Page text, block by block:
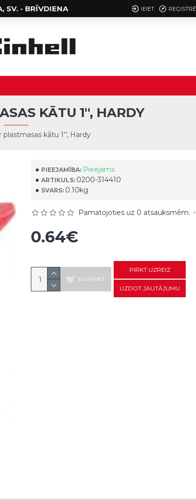
SV. - BRĪVDIENA IEIET
plastmasas kātu 1'', Hardy
KĀTU 1'', HARDY
PIEEJAMĪBA: Pieejams
ARTIKULS: 0200-314410
SVARS: 0.10kg
Pamatojoties uz 0 atsauksmēm. -
0.64€
NOPIRKT
PIRKT UZREIZ
UZDOT JAUTĀJUMU